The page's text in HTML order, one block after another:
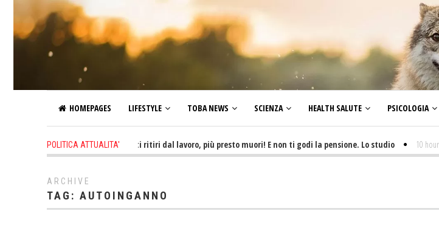
HOMEPAGES LIFESTYLE TOBA NEWS SCIENZA HEALTH SALUTE PSICOLOGIA
POLITICA ATTUALITA'
6 hours ago - Più tardi ti ritiri dal lavoro, più presto muori! E non ti godi la pensione. Lo studio 10 hours ago -
ARCHIVE
TAG: AUTOINGANNO